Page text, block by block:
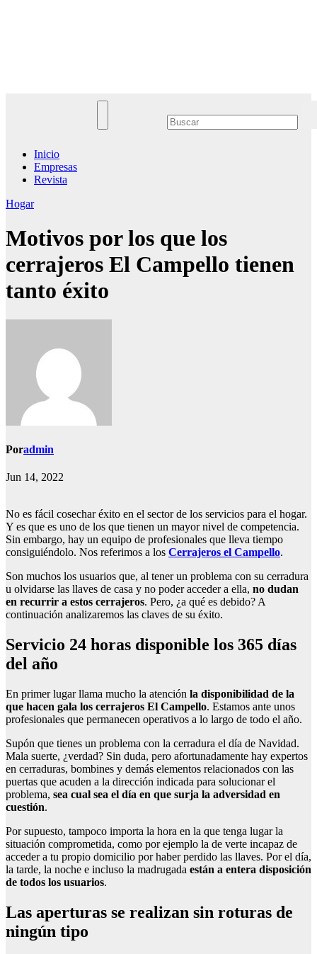
Inicio
Empresas
Revista
Hogar
Motivos por los que los
cerrajeros El Campello tienen
tanto éxito
Poradmin
Jun 14, 2022
No es fácil cosechar éxito en el sector de los servicios para el hogar.
Y es que es uno de los que tienen un mayor nivel de competencia.
Sin embargo, hay un equipo de profesionales que lleva tiempo
consiguiéndolo. Nos referimos a los Cerrajeros el Campello.
Son muchos los usuarios que, al tener un problema con su cerradura
u olvidarse las llaves de casa y no poder acceder a ella, no dudan
en recurrir a estos cerrajeros. Pero, ¿a qué es debido? A
continuación analizaremos las claves de su éxito.
Servicio 24 horas disponible los 365 días
del año
En primer lugar llama mucho la atención la disponibilidad de la
que hacen gala los cerrajeros El Campello. Estamos ante unos
profesionales que permanecen operativos a lo largo de todo el año.
Supón que tienes un problema con la cerradura el día de Navidad.
Mala suerte, ¿verdad? Sin duda, pero afortunadamente hay expertos
en cerraduras, bombines y demás elementos relacionados con las
puertas que acuden a la dirección indicada para solucionar el
problema, sea cual sea el día en que surja la adversidad en
cuestión.
Por supuesto, tampoco importa la hora en la que tenga lugar la
situación comprometida, como por ejemplo la de verte incapaz de
acceder a tu propio domicilio por haber perdido las llaves. Por el día,
la tarde, la noche e incluso la madrugada están a entera disposición
de todos los usuarios.
Las aperturas se realizan sin roturas de
ningún tipo